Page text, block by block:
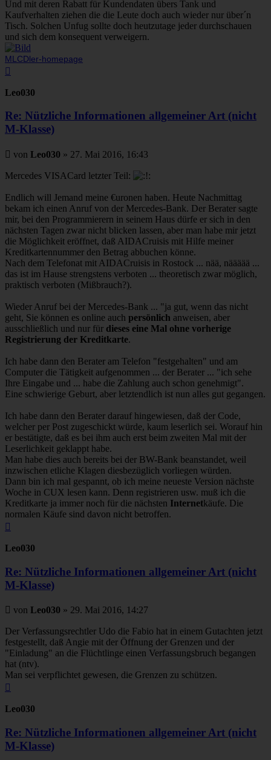
Und mit deren Rabatt für Kundendaten übers Tank und
Kaufverhalten ziehen die die Leute doch auch wieder nur über´n
Tisch. Solchen Unfug sollte doch heutzutage jeder durchschauen
und sich dem konsequent verweigern.
MLCDler-homepage
Leo030
Re: Nützliche Informationen allgemeiner Art (nicht
M-Klasse)
Beitrag
von Leo030 » 27. Mai 2016, 16:43
Mercedes VISACard letzter Teil:
Endlich will Jemand meine €uronen haben. Heute Nachmittag
bekam ich einen Anruf von der Mercedes-Bank. Der Berater sagte
mir, bei den Programmierern in seinem Haus dürfe er sich in den
nächsten Tagen zwar nicht blicken lassen, aber man habe mir jetzt
die Möglichkeit eröffnet, daß AIDACruisis mit Hilfe meiner
Kreditkartennummer den Betrag abbuchen könne.
Nach dem Telefonat mit AIDACruisis in Rostock ... nää, näääää ...
das ist im Hause strengstens verboten ... theoretisch zwar möglich,
praktisch verboten (Mißbrauch?).
Wieder Anruf bei der Mercedes-Bank ... "ja gut, wenn das nicht
geht, Sie können es online auch persönlich anweisen, aber
ausschließlich und nur für dieses eine Mal ohne vorherige
Registrierung der Kreditkarte.
Ich habe dann den Berater am Telefon "festgehalten" und am
Computer die Tätigkeit aufgenommen ... der Berater ... "ich sehe
Ihre Eingabe und ... habe die Zahlung auch schon genehmigt".
Eine schwierige Geburt, aber letztendlich ist nun alles gut gegangen.
Ich habe dann den Berater darauf hingewiesen, daß der Code,
welcher per Post zugeschickt würde, kaum leserlich sei. Worauf hin
er bestätigte, daß es bei ihm auch erst beim zweiten Mal mit der
Leserlichkeit geklappt habe.
Man habe dies auch bereits bei der BW-Bank beanstandet, weil
inzwischen etliche Klagen diesbezüglich vorliegen würden.
Dann bin ich mal gespannt, ob ich meine neueste Version nächste
Woche in CUX lesen kann. Denn registrieren usw. muß ich die
Kreditkarte ja immer noch für die nächsten Internetkäufe. Die
normalen Käufe sind davon nicht betroffen.
Leo030
Re: Nützliche Informationen allgemeiner Art (nicht
M-Klasse)
Beitrag
von Leo030 » 29. Mai 2016, 14:27
Der Verfassungsrechtler Udo die Fabio hat in einem Gutachten jetzt
festgestellt, daß Angie mit der Öffnung der Grenzen und der
"Einladung" an die Flüchtlinge einen Verfassungsbruch begangen
hat (ntv).
Man sei verpflichtet gewesen, die Grenzen zu schützen.
Leo030
Re: Nützliche Informationen allgemeiner Art (nicht
M-Klasse)